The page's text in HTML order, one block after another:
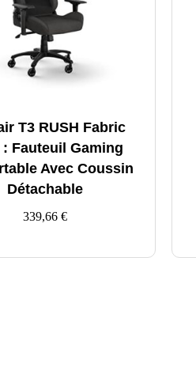
T3 RUSH Fabric
: Fauteuil Gaming
Avec Coussin
Détachable
339,66 €